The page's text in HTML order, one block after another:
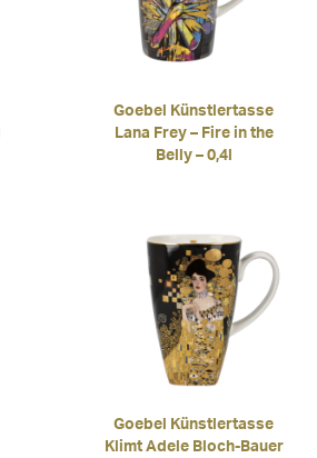
Goebel Künstlertasse
Lana Frey – Fire in the
Belly – 0,4l
Goebel Künstlertasse
Klimt Adele Bloch-Bauer